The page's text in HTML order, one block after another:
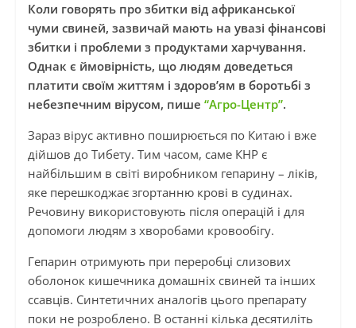
Коли говорять про збитки від африканської
чуми свиней, зазвичай мають на увазі фінансові
збитки і проблеми з продуктами харчування.
Однак є ймовірність, що людям доведеться
платити своїм життям і здоров’ям в боротьбі з
небезпечним вірусом, пише “Агро-Центр”.
Зараз вірус активно поширюється по Китаю і вже
дійшов до Тибету. Тим часом, саме КНР є
найбільшим в світі виробником гепарину – ліків,
яке перешкоджає згортанню крові в судинах.
Речовину використовують після операцій і для
допомоги людям з хворобами кровообігу.
Гепарин отримують при переробці слизових
оболонок кишечника домашніх свиней та інших
ссавців. Синтетичних аналогів цього препарату
поки не розроблено. В останні кілька десятиліть